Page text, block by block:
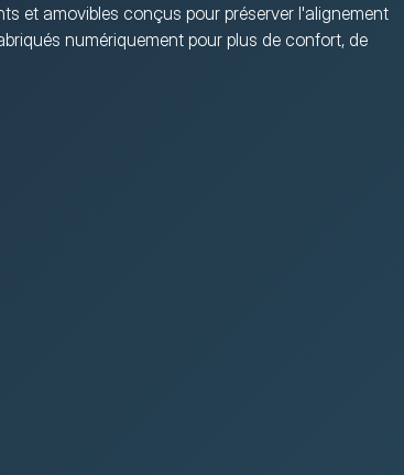
et amovibles conçus pour préserver l'alignement
numériquement pour plus de confort, de